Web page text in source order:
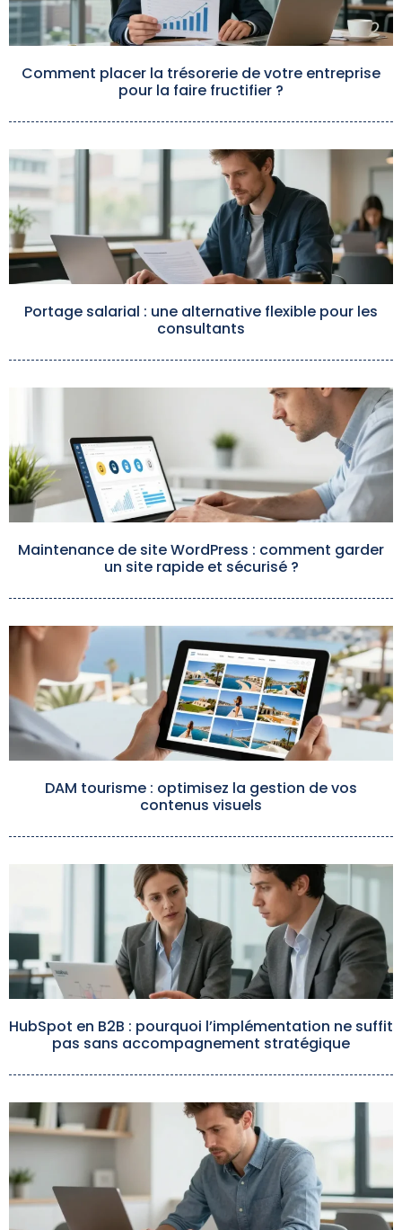
Comment placer la trésorerie de votre entreprise
pour la faire fructifier ?
Portage salarial : une alternative flexible pour les
consultants
Maintenance de site WordPress : comment garder
un site rapide et sécurisé ?
DAM tourisme : optimisez la gestion de vos
contenus visuels
HubSpot en B2B : pourquoi l’implémentation ne suffit
pas sans accompagnement stratégique